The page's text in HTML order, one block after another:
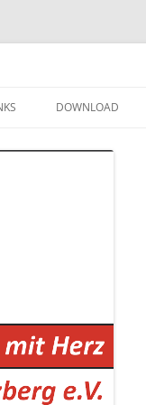
DOWNLOAD